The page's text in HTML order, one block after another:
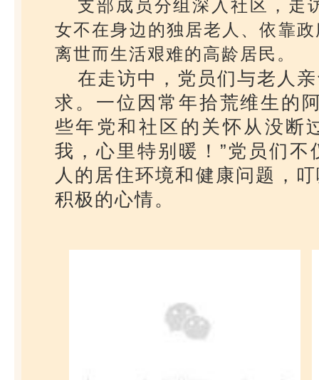
支部成员分组深入社区，走
女不在身边的独居老人、依靠
离世而生活艰难的高龄居民‌。
在走访中，党员们与老人
求。一位因常年拾荒维生的
些年党和社区的关怀从没断
我，心里特别暖！”党员们
人的居住环境和健康问题，
积极的心情。